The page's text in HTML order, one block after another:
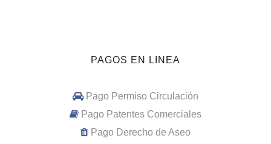
PAGOS EN LINEA
Pago Permiso Circulación
Pago Patentes Comerciales
Pago Derecho de Aseo